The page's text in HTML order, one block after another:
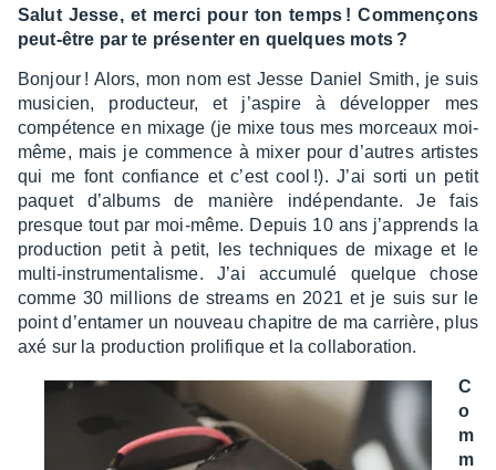
Salut Jesse, et merci pour ton temps ! Commençons
peut-être par te présen­ter en quelques mots ?
Bonjour ! Alors, mon nom est Jesse Daniel Smith, je suis
musi­cien, produc­teur, et j’as­pire à déve­lop­per mes
compé­tence en mixage (je mixe tous mes morceaux moi-
même, mais je commence à mixer pour d’autres artistes
qui me font confiance et c’est cool !). J’ai sorti un petit
paquet d’al­bums de manière indé­pen­dante. Je fais
presque tout par moi-même. Depuis 10 ans j’ap­prends la
produc­tion petit à petit, les tech­niques de mixage et le
multi-instru­men­ta­lisme. J’ai accu­mulé quelque chose
comme 30 millions de streams en 2021 et je suis sur le
point d’en­ta­mer un nouveau chapitre de ma carrière, plus
axé sur la produc­tion proli­fique et la colla­bo­ra­tion.
C
o
m
m